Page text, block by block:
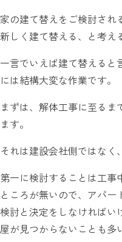
家の建て替えをご検討され
新しく建て替える、と考え
一言でいえば建て替えると
には結構大変な作業です。
まずは、解体工事に至るま
ます。
それは建設会社側ではなく
第一に検討することは工事
ところが無いので、アパ
検討と決定をしなければい
屋が見つからないことも多